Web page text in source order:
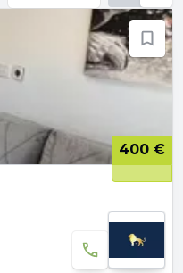
400 €